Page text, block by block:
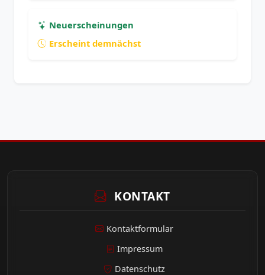
Neuerscheinungen
Erscheint demnächst
KONTAKT
Kontaktformular
Impressum
Datenschutz